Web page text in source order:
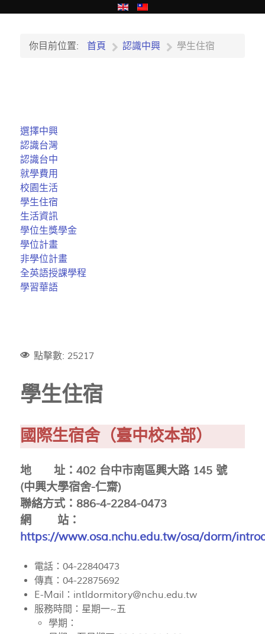
你目前位置: 首頁 認識中興 學生住宿
選擇中興
認識台灣
認識台中
就學費用
校園生活
學生住宿
生活資訊
學位生獎學金
學位計畫
非學位計畫
全英語授課學程
學習華語
點擊數: 25217
學生住宿
國際生宿舍（臺中校本部）
地 址：402 台中市南區興大路 145 號
(中興大學宿舍-仁齋)
聯絡方式：886-4-2284-0473
網 站：
https://www.osa.nchu.edu.tw/osa/dorm/
電話：04-22840473
傳真：04-22875692
E-Mail： intldormitory@nchu.edu.tw
服務時間：星期一~五
學期：